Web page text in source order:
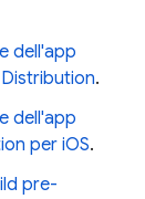
dell'app
.
dell'app
per iOS.
pre-